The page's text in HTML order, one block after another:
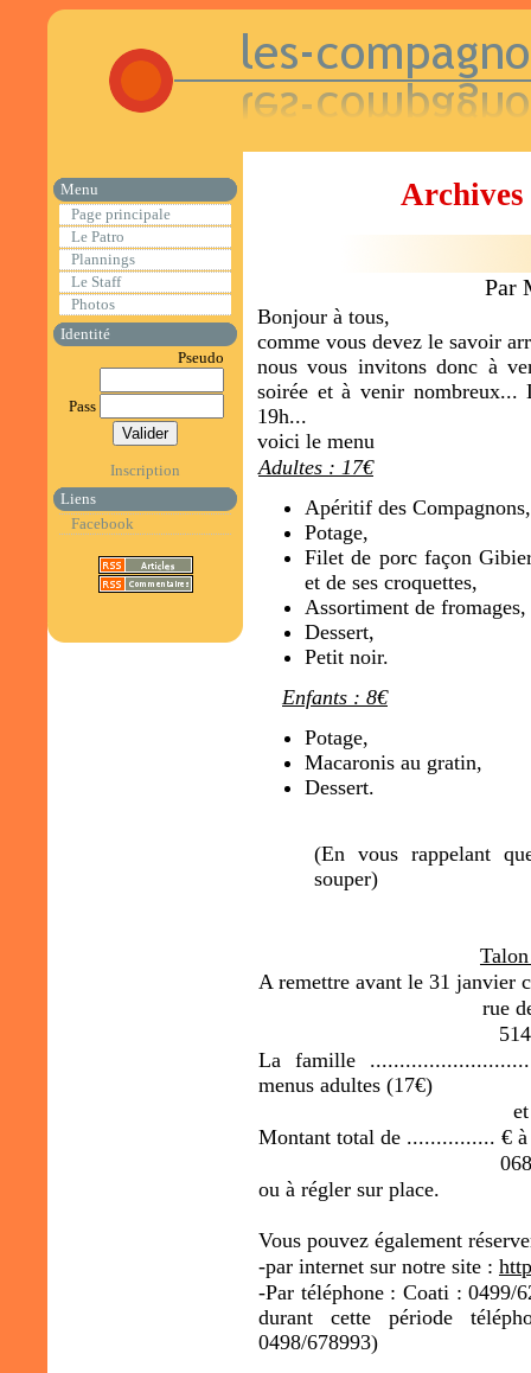
Menu
Page principale
Le Patro
Plannings
Le Staff
Photos
Identité
Pseudo
Pass
Inscription
Liens
Facebook
Par
Bonjour à tous,
comme vous devez le savoir
nous vous invitons donc à
soirée et à venir
19h...
voici le menu
Adultes : 17€
Apéritif des Compagnons,
Potage,
Filet de porc façon
et de ses croquettes,
Assortiment de fromages,
Dessert,
Petit noir.
Enfants : 8€
Potage,
Macaronis au gratin,
Dessert.
(En vous rappelant
souper)
A remettre avant le 31 janvier
rue
La famille
menus adultes (17€)
Montant total de ............... € à
ou à régler sur place.
Vous pouvez également
-par internet sur notre site :
-Par téléphone : Coati : 0499/
durant cette période
0498/678993)